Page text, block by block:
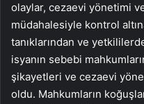
olaylar, cezaevi yönetimi
müdahalesiyle kontrol
tanıklarından ve
isyanın sebebi
şikayetleri ve cezaevi
oldu. Mahkumların